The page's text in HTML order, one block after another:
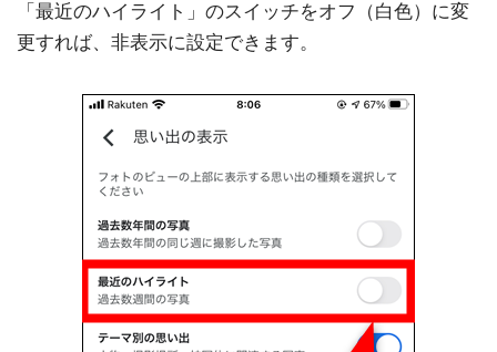
「最近のハイライト」のスイッチをオフ（白色）に変
更すれば、非表示に設定できます。